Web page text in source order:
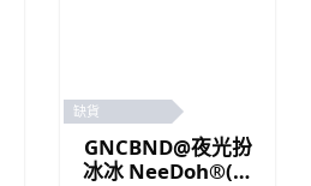
缺貨
GNCBND@夜光扮
冰冰 NeeDoh®(藍